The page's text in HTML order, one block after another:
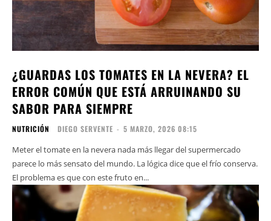
¿GUARDAS LOS TOMATES EN LA NEVERA? EL
ERROR COMÚN QUE ESTÁ ARRUINANDO SU
SABOR PARA SIEMPRE
NUTRICIÓN DIEGO SERVENTE - 5 MARZO, 2026 08:15
Meter el tomate en la nevera nada más llegar del supermercado
parece lo más sensato del mundo. La lógica dice que el frío conserva.
El problema es que con este fruto en...